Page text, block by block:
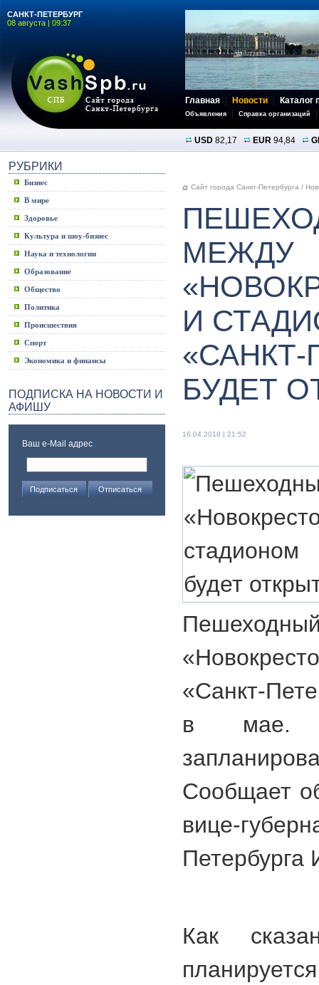
САНКТ-ПЕТЕРБУРГ
08 августа | 09:37
Главная Новости Каталог
Объявления Справка организаций
USD 82,17 EUR 94,84
РУБРИКИ
Бизнес
В мире
Здоровье
Культура и шоу-бизнес
Наука и технологии
Образование
Общество
Политика
Происшествия
Спорт
Экономика и финансы
ПОДПИСКА НА НОВОСТИ И
АФИШУ
Ваш e-Mail адрес
Сайт города Санкт-Петербурга /
МЕЖДУ
И
«САНКТ-
БУДЕТ
16.04.2018 | 21:52
«Санкт-
в мае.
Сообщает
вице-
Петербурга
Как